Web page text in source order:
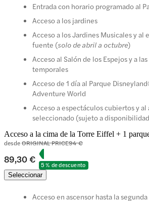
Entrada con horario programado al
Acceso a los jardines
Acceso a los Jardines Musicales y al
fuente (solo de abril a octubre)
Acceso al Salón de los Espejos y a
temporales
Acceso de 1 día al Parque
Adventure World
Acceso a espectáculos cubiertos y
seleccionado (sujeto a
Acceso a la cima de la Torre Eiffel + 1
desdeORIGINAL PRICE94 €
89,30 €
5 % de descuento
Seleccionar
Acceso en ascensor hasta la